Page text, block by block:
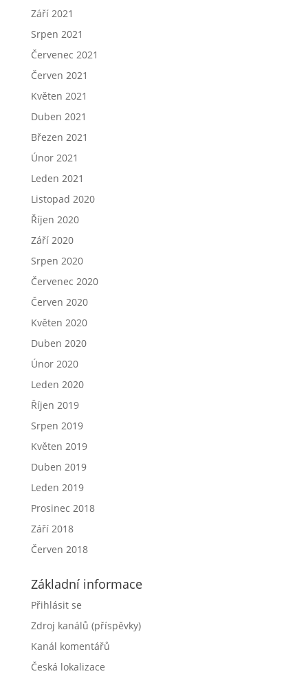
Září 2021
Srpen 2021
Červenec 2021
Červen 2021
Květen 2021
Duben 2021
Březen 2021
Únor 2021
Leden 2021
Listopad 2020
Říjen 2020
Září 2020
Srpen 2020
Červenec 2020
Červen 2020
Květen 2020
Duben 2020
Únor 2020
Leden 2020
Říjen 2019
Srpen 2019
Květen 2019
Duben 2019
Leden 2019
Prosinec 2018
Září 2018
Červen 2018
Základní informace
Přihlásit se
Zdroj kanálů (příspěvky)
Kanál komentářů
Česká lokalizace